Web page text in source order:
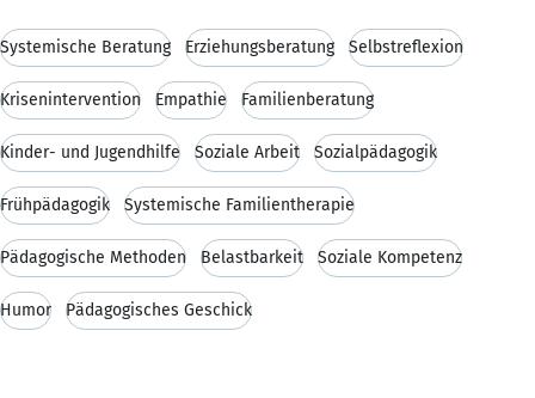
Systemische Beratung Erziehungsberatung Selbstreflexion
Krisenintervention Empathie Familienberatung
Kinder- und Jugendhilfe Soziale Arbeit Sozialpädagogik
Frühpädagogik Systemische Familientherapie
Pädagogische Methoden Belastbarkeit Soziale Kompetenz
Humor Pädagogisches Geschick